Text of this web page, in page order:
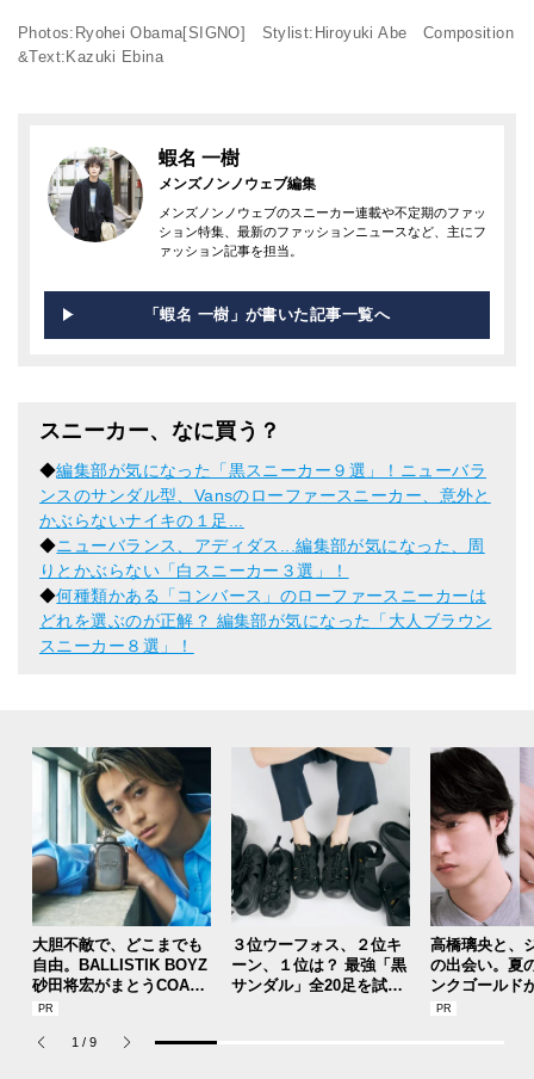
Photos:Ryohei Obama[SIGNO] Stylist:Hiroyuki Abe Composition
&Text:Kazuki Ebina
蝦名 一樹
メンズノンノウェブ編集
メンズノンノウェブのスニーカー連載や不定期のファッ
ション特集、最新のファッションニュースなど、主にフ
ァッション記事を担当。
「蝦名 一樹」が書いた記事一覧へ
スニーカー、なに買う？
◆編集部が気になった「黒スニーカー９選」！ニューバラ
ンスのサンダル型、Vansのローファースニーカー、意外と
かぶらないナイキの１足...
◆ニューバランス、アディダス...編集部が気になった、周
りとかぶらない「白スニーカー３選」！
◆何種類かある「コンバース」のローファースニーカーは
どれを選ぶのが正解？ 編集部が気になった「大人ブラウン
スニーカー８選」！
大胆不敵で、どこまでも
自由。BALLISTIK BOYZ
砂田将宏がまとうCOACH
の新作フレグランス「コ
パルファム」
３位ウーフォス、２位キ
ーン、１位は？ 最強「黒
サンダル」全20足を試着
高橋璃央と、
の出会い。夏
ンクゴールド
SUMMER
1 / 9